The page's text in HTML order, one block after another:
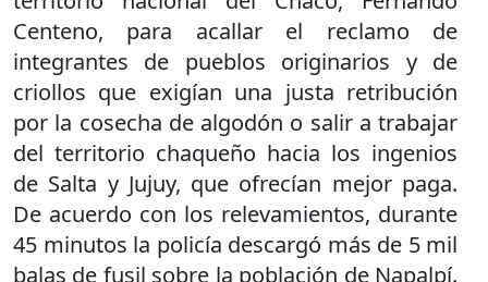
Centeno, para acallar el reclamo de
integrantes de pueblos originarios y de
criollos que exigían una justa retribución
por la cosecha de algodón o salir a trabajar
del territorio chaqueño hacia los ingenios
de Salta y Jujuy, que ofrecían mejor paga.
De acuerdo con los relevamientos, durante
45 minutos la policía descargó más de 5 mil
balas de fusil sobre la población de Napalpí.